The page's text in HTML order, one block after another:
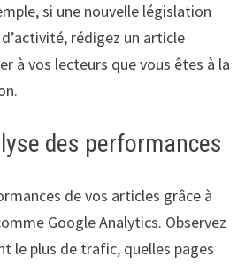
si une nouvelle législation
rédigez un article
à vos lecteurs que vous êtes à la
des performances
de vos articles grâce à
Google Analytics. Observez
le plus de trafic, quelles pages